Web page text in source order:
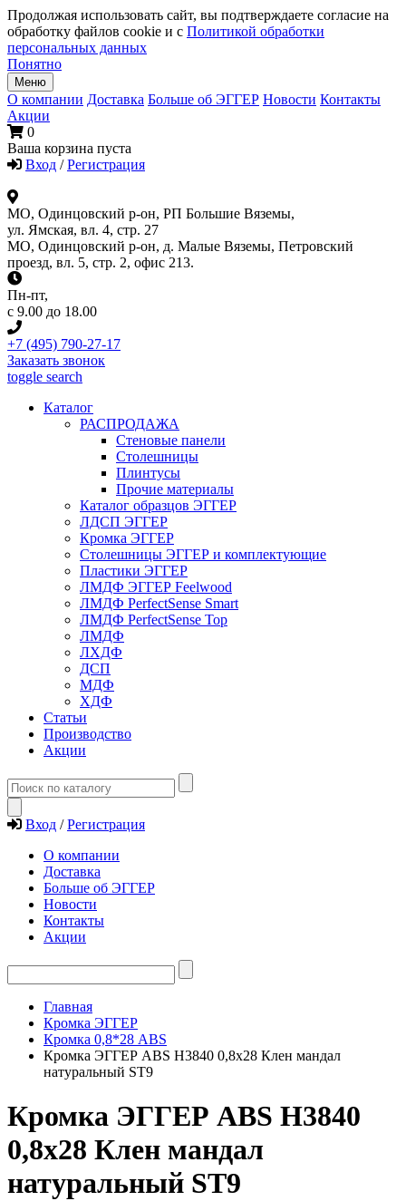
Продолжая использовать сайт, вы подтверждаете согласие на
обработку файлов cookie и с Политикой обработки
персональных данных
Понятно
Меню
О компании Доставка Больше об ЭГГЕР Новости Контакты
Акции
0
Ваша корзина пуста
Вход / Регистрация
МО, Одинцовский р-он, РП Большие Вяземы,
ул. Ямская, вл. 4, стр. 27
МО, Одинцовский р-он, д. Малые Вяземы, Петровский
проезд, вл. 5, стр. 2, офис 213.
Пн-пт,
с 9.00 до 18.00
+7 (495) 790-27-17
Заказать звонок
toggle search
Каталог
РАСПРОДАЖА
Стеновые панели
Столешницы
Плинтусы
Прочие материалы
Каталог образцов ЭГГЕР
ЛДСП ЭГГЕР
Кромка ЭГГЕР
Столешницы ЭГГЕР и комплектующие
Пластики ЭГГЕР
ЛМДФ ЭГГЕР Feelwood
ЛМДФ PerfectSense Smart
ЛМДФ PerfectSense Top
ЛМДФ
ЛХДФ
ДСП
МДФ
ХДФ
Статьи
Производство
Акции
Вход / Регистрация
О компании
Доставка
Больше об ЭГГЕР
Новости
Контакты
Акции
Главная
Кромка ЭГГЕР
Кромка 0,8*28 ABS
Кромка ЭГГЕР ABS H3840 0,8х28 Клен мандал
натуральный ST9
Кромка ЭГГЕР ABS H3840
0,8х28 Клен мандал
натуральный ST9